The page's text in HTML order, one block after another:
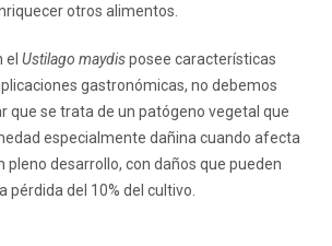
otros alimentos.
el Ustilago maydisposee características
gastronómicas, no debemos
que se trata de un patógeno vegetal que
especialmente dañina cuando afecta
pleno desarrollo, con daños que pueden
pérdida del 10% del cultivo.